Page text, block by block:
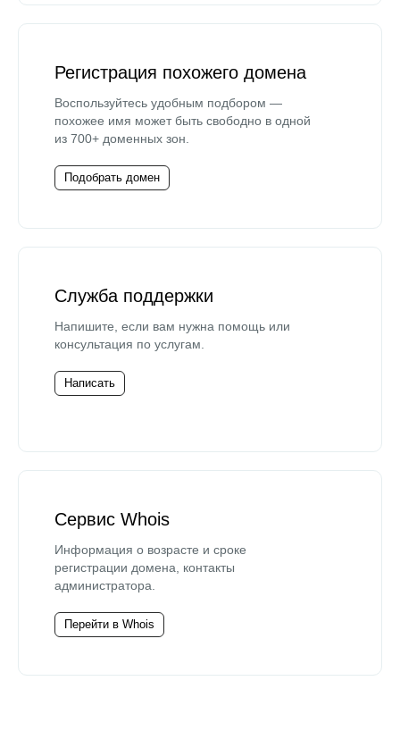
Регистрация похожего домена
Воспользуйтесь удобным подбором —
похожее имя может быть свободно в одной
из 700+ доменных зон.
Подобрать домен
Служба поддержки
Напишите, если вам нужна помощь или
консультация по услугам.
Написать
Сервис Whois
Информация о возрасте и сроке
регистрации домена, контакты
администратора.
Перейти в Whois